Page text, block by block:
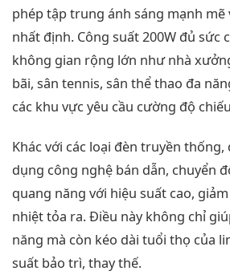
phép tập trung ánh sáng mạnh
nhất định. Công suất 200W đủ sức
không gian rộng lớn như nhà
bãi, sân tennis, sân thể thao đa
các khu vực yêu cầu cường độ
Khác với các loại đèn truyền thống,
dụng công nghệ bán dẫn, chuyển
quang năng với hiệu suất cao,
nhiệt tỏa ra. Điều này không chỉ
năng mà còn kéo dài tuổi thọ của
suất bảo trì, thay thế.